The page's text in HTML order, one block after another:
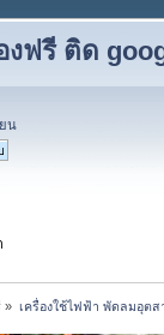
ฟรี ติด
น
» เครื่องใช้ไฟฟ้า พัดลมอุต